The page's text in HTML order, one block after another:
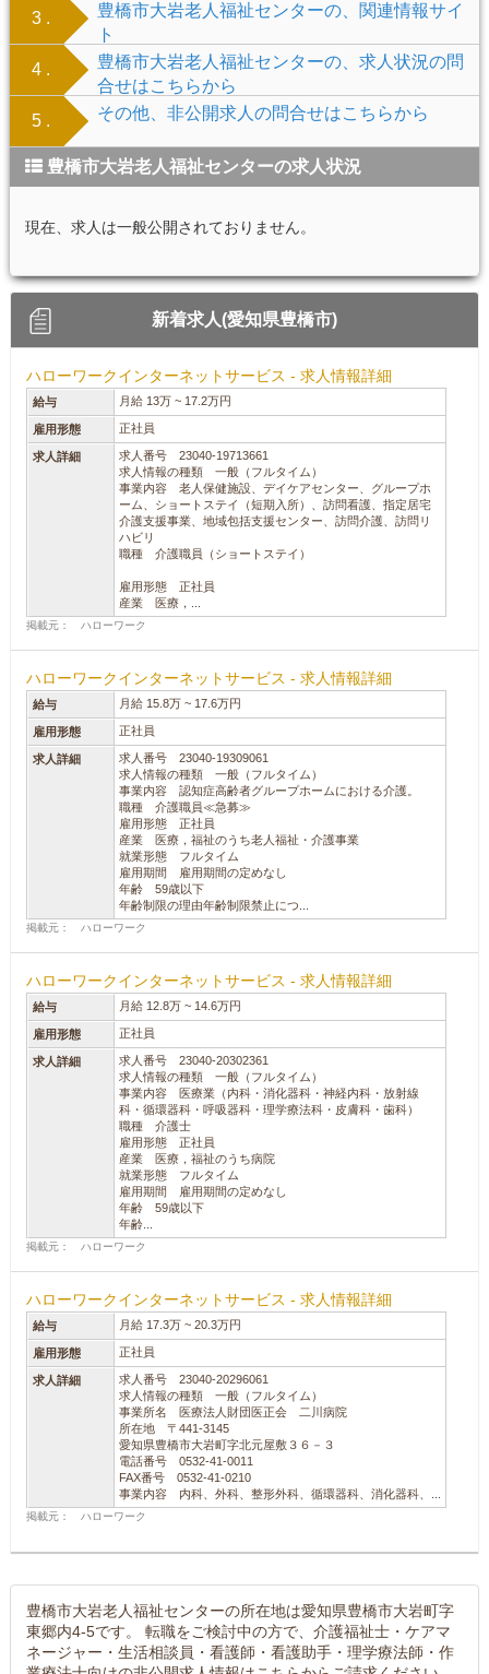
3 .
豊橋市大岩老人福祉センターの、関連情報サイ
ト
4 .
豊橋市大岩老人福祉センターの、求人状況の問
合せはこちらから
5 .
その他、非公開求人の問合せはこちらから
豊橋市大岩老人福祉センターの求人状況
現在、求人は一般公開されておりません。
新着求人(愛知県豊橋市)
ハローワークインターネットサービス - 求人情報詳細
給与 月給 13万 ~ 17.2万円
雇用形態 正社員
求人詳細
求人番号 23040-19713661
求人情報の種類 一般（フルタイム）
事業内容 老人保健施設、デイケアセンター、グループホ
ーム、ショートステイ（短期入所）、訪問看護、指定居宅
介護支援事業、地域包括支援センター、訪問介護、訪問リ
ハビリ
職種 介護職員（ショートステイ）
雇用形態 正社員
産業 医療，...
掲載元： ハローワーク
ハローワークインターネットサービス - 求人情報詳細
給与 月給 15.8万 ~ 17.6万円
雇用形態 正社員
求人詳細
求人番号 23040-19309061
求人情報の種類 一般（フルタイム）
事業内容 認知症高齢者グループホームにおける介護。
職種 介護職員≪急募≫
雇用形態 正社員
産業 医療，福祉のうち老人福祉・介護事業
就業形態 フルタイム
雇用期間 雇用期間の定めなし
年齢 59歳以下
年齢制限の理由年齢制限禁止につ...
掲載元： ハローワーク
ハローワークインターネットサービス - 求人情報詳細
給与 月給 12.8万 ~ 14.6万円
雇用形態 正社員
求人詳細
求人番号 23040-20302361
求人情報の種類 一般（フルタイム）
事業内容 医療業（内科・消化器科・神経内科・放射線
科・循環器科・呼吸器科・理学療法科・皮膚科・歯科）
職種 介護士
雇用形態 正社員
産業 医療，福祉のうち病院
就業形態 フルタイム
雇用期間 雇用期間の定めなし
年齢 59歳以下
年齢...
掲載元： ハローワーク
ハローワークインターネットサービス - 求人情報詳細
給与 月給 17.3万 ~ 20.3万円
雇用形態 正社員
求人詳細
求人番号 23040-20296061
求人情報の種類 一般（フルタイム）
事業所名 医療法人財団医正会 二川病院
所在地 〒441-3145
愛知県豊橋市大岩町字北元屋敷３６－３
電話番号 0532-41-0011
FAX番号 0532-41-0210
事業内容 内科、外科、整形外科、循環器科、消化器科、...
掲載元： ハローワーク
豊橋市大岩老人福祉センターの所在地は愛知県豊橋市大岩町字
東郷内4-5です。 転職をご検討中の方で、介護福祉士・ケアマ
ネージャー・生活相談員・看護師・看護助手・理学療法師・作